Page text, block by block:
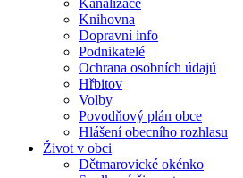
Kanalizace
Knihovna
Dopravní info
Podnikatelé
Ochrana osobních údajú
Hřbitov
Volby
Povodňový plán obce
Hlášení obecního rozhlasu
Život v obci
Dětmarovické okénko